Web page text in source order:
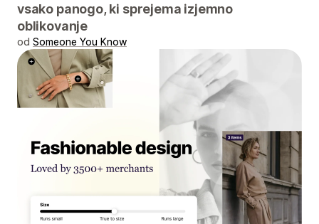
vsako panogo, ki sprejema izjemno
oblikovanje
od Someone You Know